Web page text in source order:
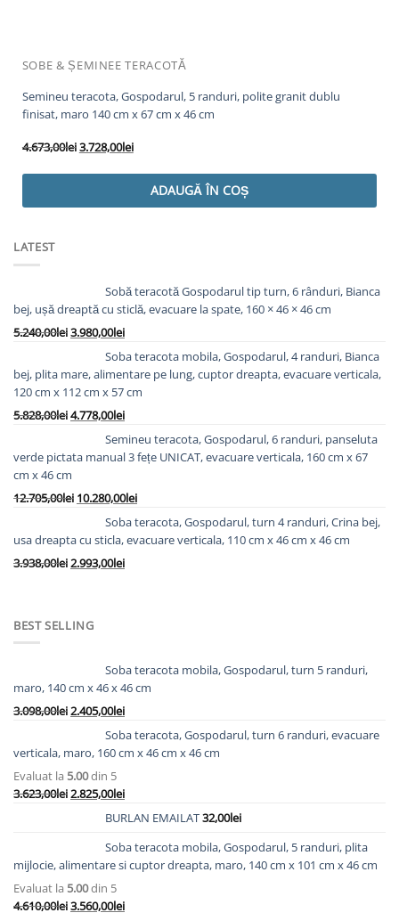
SOBE & ȘEMINEE TERACOTĂ
Semineu teracota, Gospodarul, 5 randuri, polite granit dublu
finisat, maro 140 cm x 67 cm x 46 cm
4.673,00leiPrețul
3.728,00leiPrețul
3.728,00lei.
ADAUGĂ ÎN COȘ
LATEST
Sobă teracotă Gospodarul tip turn, 6 rânduri, Bianca
bej, ușă dreaptă cu sticlă, evacuare la spate, 160 × 46 × 46 cm
5.240,00leiPrețul
fost:
3.980,00leiPrețul
curent
este:
3.980,00lei.
Soba teracota mobila, Gospodarul, 4 randuri, Bianca
bej, plita mare, alimentare pe lung, cuptor dreapta, evacuare verticala,
120 cm x 112 cm x 57 cm
5.828,00leiPrețul
a
4.778,00leiPrețul
curent
este:
4.778,00lei.
Semineu teracota, Gospodarul, 6 randuri, panseluta
verde pictata manual 3 fețe UNICAT, evacuare verticala, 160 cm x 67
cm x 46 cm
12.705,00lei Prețul
12.705,00lei.
10.280,00leiPrețul
curent
Soba teracota, Gospodarul, turn 4 randuri, Crina bej,
usa dreapta cu sticla, evacuare verticala, 110 cm x 46 cm x 46 cm
3.938,00leiPrețul
3.938,00lei.
2.993,00leiPrețul
BEST SELLING
Soba teracota mobila, Gospodarul, turn 5 randuri,
maro, 140 cm x 46 x 46 cm
3.098,00leiPrețul
fost:
3.098,00lei.
2.405,00leiPrețul
curent
Soba teracota, Gospodarul, turn 6 randuri, evacuare
verticala, maro, 160 cm x 46 cm x 46 cm
Evaluat la 5.00din 5
3.623,00leiPrețul
3.623,00lei.
2.825,00leiPrețul
curent
2.825,00lei.
BURLAN EMAILAT32,00lei
Soba teracota mobila, Gospodarul, 5 randuri, plita
mijlocie, alimentare si cuptor dreapta, maro, 140 cm x 101 cm x 46 cm
Evaluat la 5.00din 5
4.610,00leiPrețul
3.560,00leiPrețul